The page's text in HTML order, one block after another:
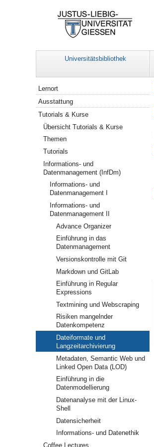
Universitätsbibliothek
Navigation
Lernort
Ausstattung
Tutorials & Kurse
Übersicht Tutorials & Kurse
Themen
Tutorials
Informations- und
Datenmanagement (InfDm)
Informations- und
Datenmanagement I
Informations- und
Datenmanagement II
Advance Organizer
Einführung in das
Datenmanagement
Versionskontrolle mit Git
Markdown und GitLab
Einführung in Regular
Expressions
Textmining und Webscraping
Risiken mangelnder
Datenkompetenz
Dateiformate und
Langzeitarchivierung
Metadaten, Semantic Web und
Linked Open Data (LOD)
Einführung in die
Datenmodellierung
Datenanalyse mit der Linux-
Shell
Datensicherheit
Informations- und Datenethik
Coffee Lectures